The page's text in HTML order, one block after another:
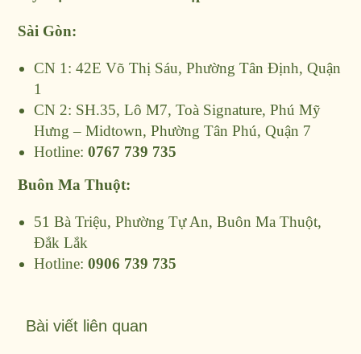
Sài Gòn:
CN 1: 42E Võ Thị Sáu, Phường Tân Định, Quận
1
CN 2: SH.35, Lô M7, Toà Signature, Phú Mỹ
Hưng – Midtown, Phường Tân Phú, Quận 7
Hotline: 0767 739 735
Buôn Ma Thuột:
51 Bà Triệu, Phường Tự An, Buôn Ma Thuột,
Đắk Lắk
Hotline: 0906 739 735
Bài viết liên quan